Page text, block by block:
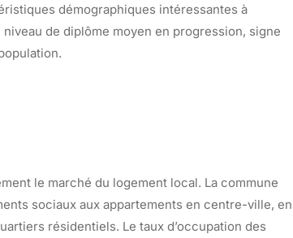
démographiques intéressantes à
de diplôme moyen en progression, signe
le marché du logement local. La commune
sociaux aux appartements en centre-ville, en
résidentiels. Le taux d’occupation des